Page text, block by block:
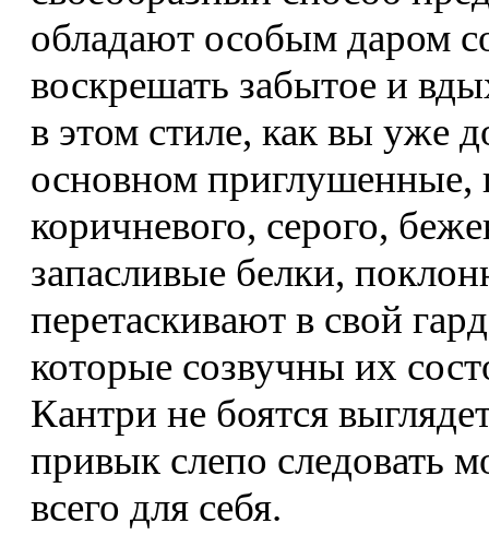
обладают особым даром
воскрешать забытое и
в этом стиле, как вы уже
основном приглушенные,
коричневого, серого,
запасливые белки,
перетаскивают в свой
которые созвучны их
Кантри не боятся
привык слепо следовать
всего для себя.